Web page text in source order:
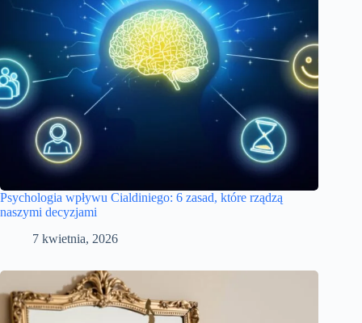
Psychologia wpływu Cialdiniego: 6 zasad, które rządzą
naszymi decyzjami
7 kwietnia, 2026